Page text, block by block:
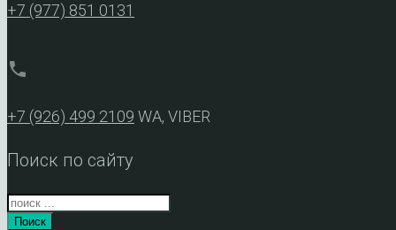
+7 (977) 851 0131
phone
+7 (926) 499 2109 WA, VIBER
Поиск по сайту
Поиск